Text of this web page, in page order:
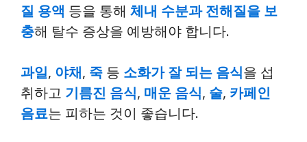
질 용액 등을 통해 체내 수분과 전해질을 보
충해 탈수 증상을 예방해야 합니다.
과일, 야채, 죽 등 소화가 잘 되는 음식을 섭
취하고 기름진 음식, 매운 음식, 술, 카페인
음료는 피하는 것이 좋습니다.